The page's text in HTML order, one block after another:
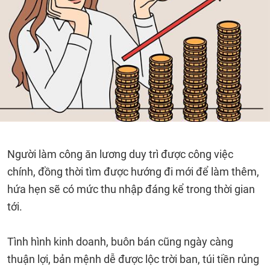
Người làm công ăn lương duy trì được công việc
chính, đồng thời tìm được hướng đi mới để làm thêm,
hứa hẹn sẽ có mức thu nhập đáng kể trong thời gian
tới.
Tình hình kinh doanh, buôn bán cũng ngày càng
thuận lợi, bản mệnh dễ được lộc trời ban, túi tiền rủng